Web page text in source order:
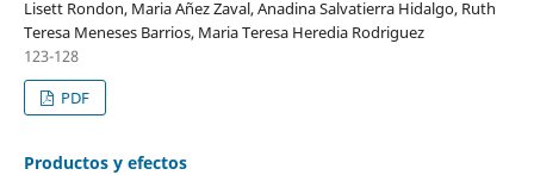
Lisett Rondon, Maria Añez Zaval, Anadina Salvatierra Hidalgo, Ruth
Teresa Meneses Barrios, Maria Teresa Heredia Rodriguez
123-128
PDF
Productos y efectos